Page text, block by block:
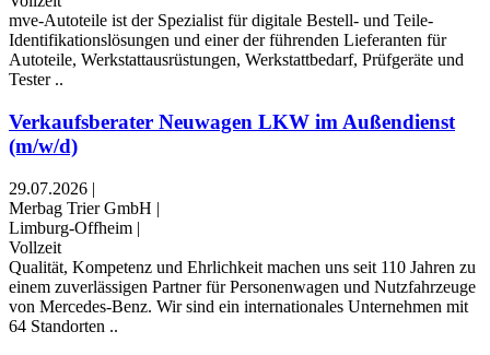
mve-Autoteile ist der Spezialist für digitale Bestell- und Teile-
Identifikationslösungen und einer der führenden Lieferanten für
Autoteile, Werkstattausrüstungen, Werkstattbedarf, Prüfgeräte und
Tester ..
Verkaufsberater Neuwagen LKW im Außendienst
(m/w/d)
29.07.2026 |
Merbag Trier GmbH |
Limburg-Offheim |
Vollzeit
Qualität, Kompetenz und Ehrlichkeit machen uns seit 110 Jahren zu
einem zuverlässigen Partner für Personenwagen und Nutzfahrzeuge
von Mercedes-Benz. Wir sind ein internationales Unternehmen mit
64 Standorten ..